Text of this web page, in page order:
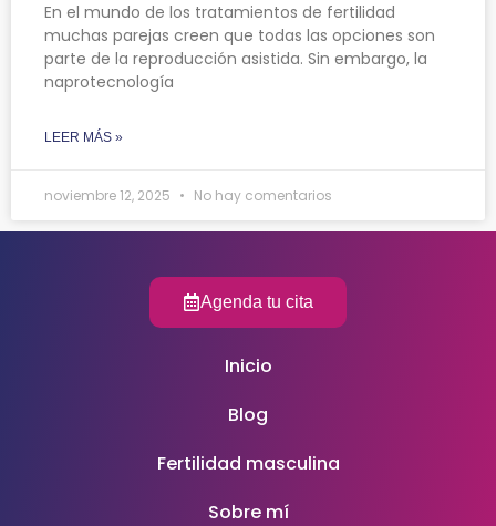
En el mundo de los tratamientos de fertilidad
muchas parejas creen que todas las opciones son
parte de la reproducción asistida. Sin embargo, la
naprotecnología
LEER MÁS »
noviembre 12, 2025 No hay comentarios
Inicio
Blog
Fertilidad masculina
Sobre mí
Agenda tu cita